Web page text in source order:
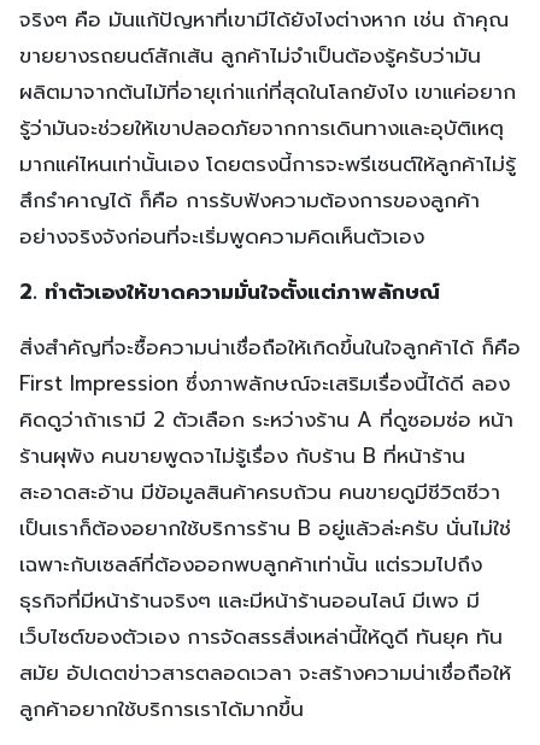
จริงๆ คือ มันแก้ปัญหาที่เขามีได้ยังไงต่างหาก เช่น ถ้าคุณ
ขายยางรถยนต์สักเส้น ลูกค้าไม่จำเป็นต้องรู้ครับว่ามัน
ผลิตมาจากต้นไม้ที่อายุเก่าแก่ที่สุดในโลกยังไง เขาแค่อยาก
รู้ว่ามันจะช่วยให้เขาปลอดภัยจากการเดินทางและอุบัติเหตุ
มากแค่ไหนเท่านั้นเอง โดยตรงนี้การจะพรีเซนต์ให้ลูกค้าไม่รู้
สึกรำคาญได้ ก็คือ การรับฟังความต้องการของลูกค้า
อย่างจริงจังก่อนที่จะเริ่มพูดความคิดเห็นตัวเอง
2. ทำตัวเองให้ขาดความมั่นใจตั้งแต่ภาพลักษณ์
สิ่งสำคัญที่จะซื้อความน่าเชื่อถือให้เกิดขึ้นในใจลูกค้าได้ ก็คือ
First Impression ซึ่งภาพลักษณ์จะเสริมเรื่องนี้ได้ดี ลอง
คิดดูว่าถ้าเรามี 2 ตัวเลือก ระหว่างร้าน A ที่ดูซอมซ่อ หน้า
ร้านผุพัง คนขายพูดจาไม่รู้เรื่อง กับร้าน B ที่หน้าร้าน
สะอาดสะอ้าน มีข้อมูลสินค้าครบถ้วน คนขายดูมีชีวิตชีวา
เป็นเราก็ต้องอยากใช้บริการร้าน B อยู่แล้วล่ะครับ นั่นไม่ใช่
เฉพาะกับเซลล์ที่ต้องออกพบลูกค้าเท่านั้น แต่รวมไปถึง
ธุรกิจที่มีหน้าร้านจริงๆ และมีหน้าร้านออนไลน์ มีเพจ มี
เว็บไซต์ของตัวเอง การจัดสรรสิ่งเหล่านี้ให้ดูดี ทันยุค ทัน
สมัย อัปเดตข่าวสารตลอดเวลา จะสร้างความน่าเชื่อถือให้
ลูกค้าอยากใช้บริการเราได้มากขึ้น